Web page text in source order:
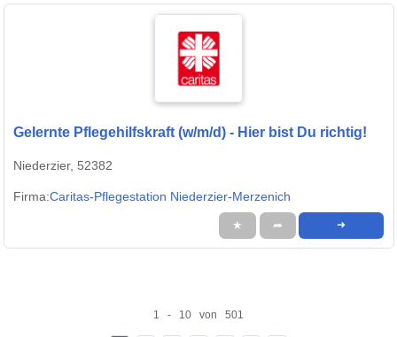
Gelernte Pflegehilfskraft (w/m/d) - Hier bist Du richtig!
Niederzier, 52382
Firma:Caritas-Pflegestation Niederzier-Merzenich
★ ➦ ➜
1 - 10 von 501